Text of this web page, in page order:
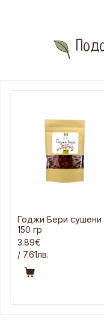
Годжи Бери сушени
150 гр
3.89€
/ 7.61лв.